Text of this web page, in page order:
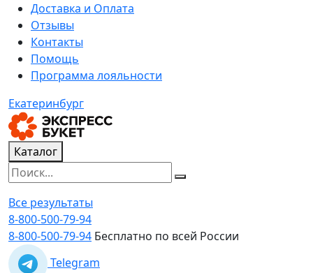
Доставка и Оплата
Отзывы
Контакты
Помощь
Программа лояльности
Екатеринбург
Каталог
Все результаты
8-800-500-79-94
8-800-500-79-94 Бесплатно по всей России
Telegram